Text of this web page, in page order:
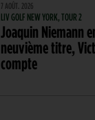
7 AOÛT. 2026
LIV GOLF NEW YORK, TOUR 2
Joaquin Niemann
neuvième titre,
compte